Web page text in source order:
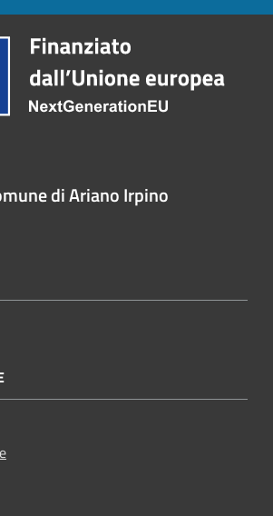
di Ariano Irpino